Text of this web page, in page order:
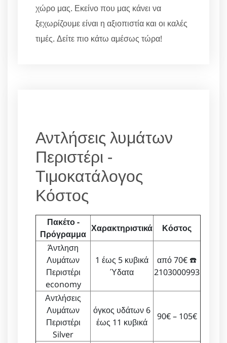
χώρο μας. Εκείνο που μας κάνει να
ξεχωρίζουμε είναι η αξιοπιστία και οι καλές
τιμές. Δείτε πιο κάτω αμέσως τώρα!
Αντλήσεις λυμάτων
Περιστέρι -
Τιμοκατάλογος
Κόστος
Πακέτο -
Πρόγραμμα
Χαρακτηριστικά
Κόστος
Άντληση
Λυμάτων
Περιστέρι
economy
1 έως 5 κυβικά
Ύδατα
από 70€ ☎️
2103000993
Αντλήσεις
Λυμάτων
Περιστέρι
Silver
όγκος υδάτων 6
έως 11 κυβικά
90€ – 105€